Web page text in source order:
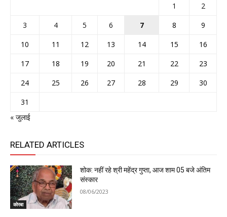
1
2
3
4 5 6 7 8
9
10
11 12 13 14 15
16
17
18 19 20 21 22
23
24
25 26 27 28 29
30
31
« जुलाई
RELATED ARTICLES
कोरबा
शोक: नहीं रहे श्री महेंद्र गुप्ता, आज शाम 05 बजे अंतिम
संस्कार
08/06/2023